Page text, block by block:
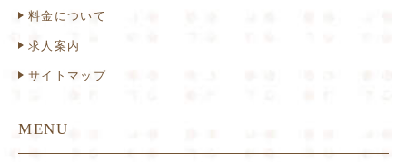
料金について
求人案内
サイトマップ
MENU